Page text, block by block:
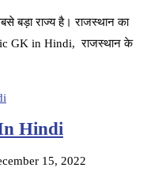
बड़ा राज्य है। राजस्थान का
GK in Hindi, राजस्थान के
Hindi
15, 2022